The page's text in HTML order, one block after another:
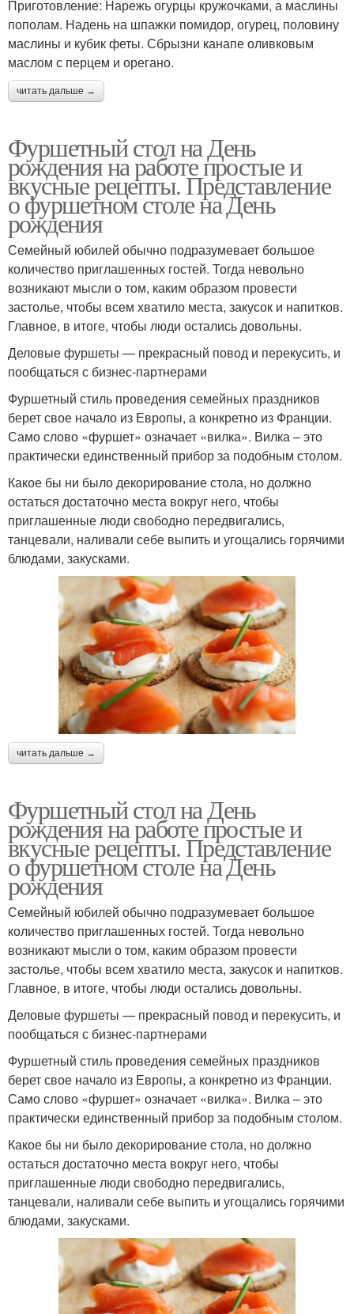
Приготовление: Нарежь огурцы кружочками, а маслины
пополам. Надень на шпажки помидор, огурец, половину
маслины и кубик феты. Сбрызни канапе оливковым
маслом с перцем и орегано.
читать дальше →
Фуршетный стол на День
рождения на работе простые и
вкусные рецепты. Представление
о фуршетном столе на День
рождения
Семейный юбилей обычно подразумевает большое
количество приглашенных гостей. Тогда невольно
возникают мысли о том, каким образом провести
застолье, чтобы всем хватило места, закусок и напитков.
Главное, в итоге, чтобы люди остались довольны.
Деловые фуршеты — прекрасный повод и перекусить, и
пообщаться с бизнес-партнерами
Фуршетный стиль проведения семейных праздников
берет свое начало из Европы, а конкретно из Франции.
Само слово «фуршет» означает «вилка». Вилка – это
практически единственный прибор за подобным столом.
Какое бы ни было декорирование стола, но должно
остаться достаточно места вокруг него, чтобы
приглашенные люди свободно передвигались,
танцевали, наливали себе выпить и угощались горячими
блюдами, закусками.
читать дальше →
Фуршетный стол на День
рождения на работе простые и
вкусные рецепты. Представление
о фуршетном столе на День
рождения
Семейный юбилей обычно подразумевает большое
количество приглашенных гостей. Тогда невольно
возникают мысли о том, каким образом провести
застолье, чтобы всем хватило места, закусок и напитков.
Главное, в итоге, чтобы люди остались довольны.
Деловые фуршеты — прекрасный повод и перекусить, и
пообщаться с бизнес-партнерами
Фуршетный стиль проведения семейных праздников
берет свое начало из Европы, а конкретно из Франции.
Само слово «фуршет» означает «вилка». Вилка – это
практически единственный прибор за подобным столом.
Какое бы ни было декорирование стола, но должно
остаться достаточно места вокруг него, чтобы
приглашенные люди свободно передвигались,
танцевали, наливали себе выпить и угощались горячими
блюдами, закусками.